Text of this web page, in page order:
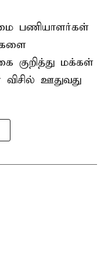
பணியாளர்கள்
குறித்து மக்கள்
ஊதுவது